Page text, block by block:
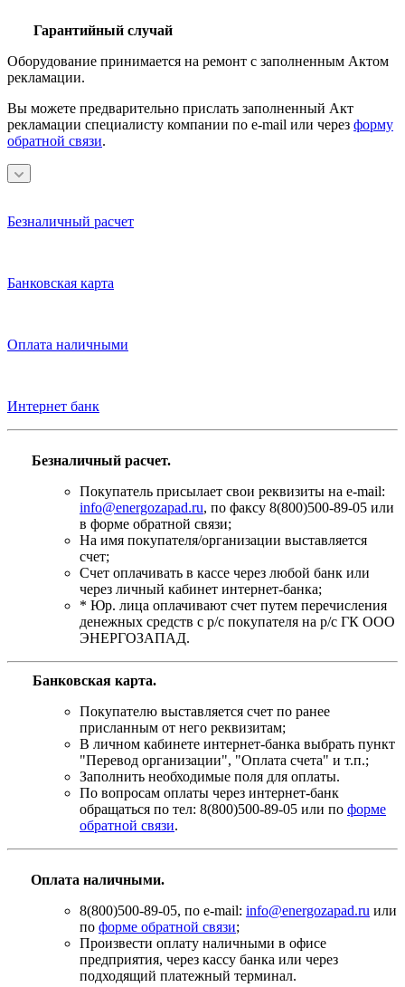
Гарантийный случай
Оборудование принимается на ремонт с заполненным Актом
рекламации.
Вы можете предварительно прислать заполненный Акт
рекламации специалисту компании по e-mail или через форму
обратной связи.
Безналичный расчет
Банковская карта
Оплата наличными
Интернет банк
Безналичный расчет.
Покупатель присылает свои реквизиты на e-mail:
info@energozapad.ru, по факсу 8(800)500-89-05 или
в форме обратной связи;
На имя покупателя/организации выставляется
счет;
Счет оплачивать в кассе через любой банк или
через личный кабинет интернет-банка;
* Юр. лица оплачивают счет путем перечисления
денежных средств с р/с покупателя на р/с ГК ООО
ЭНЕРГОЗАПАД.
Банковская карта.
Покупателю выставляется счет по ранее
присланным от него реквизитам;
В личном кабинете интернет-банка выбрать пункт
"Перевод организации", "Оплата счета" и т.п.;
Заполнить необходимые поля для оплаты.
По вопросам оплаты через интернет-банк
обращаться по тел: 8(800)500-89-05 или по форме
обратной связи.
Оплата наличными.
8(800)500-89-05, по e-mail: info@energozapad.ru или
по форме обратной связи;
Произвести оплату наличными в офисе
предприятия, через кассу банка или через
подходящий платежный терминал.